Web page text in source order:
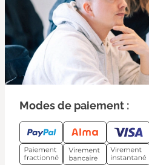
Modes de paiement :